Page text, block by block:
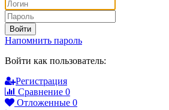
Войти
Напомнить пароль
Войти как пользователь:
Регистрация
Сравнение 0
Отложенные 0